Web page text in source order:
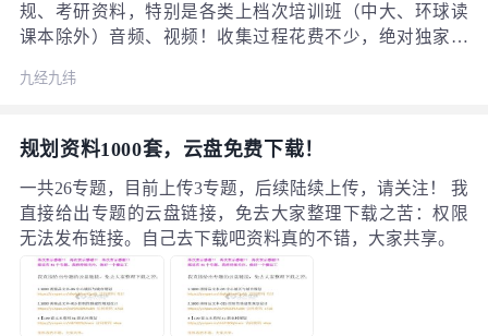
规、考研资料，特别是各类上档次培训班（中大、环球读
课本除外）音频、视频！收集过程花费不少，绝对独家唯
真题、培训班历年真题解析、培训班音频、视频，及各类
原机构，不得用于商业用途） 2、考研资料，含当初本人考
研时候收集的资料，以同济、西建大为主（有需要考西建
大研究生，鄙人可献勉力）
九经九纬
规划资料1000套，云盘免费下载！
一共26专题，目前上传3专题，后续陆续上传，请关注！ 我
直接给出专题的云盘链接，免去大家整理下载之苦：权限
无法发布链接。自己去下载吧资料真的不错，大家共享。